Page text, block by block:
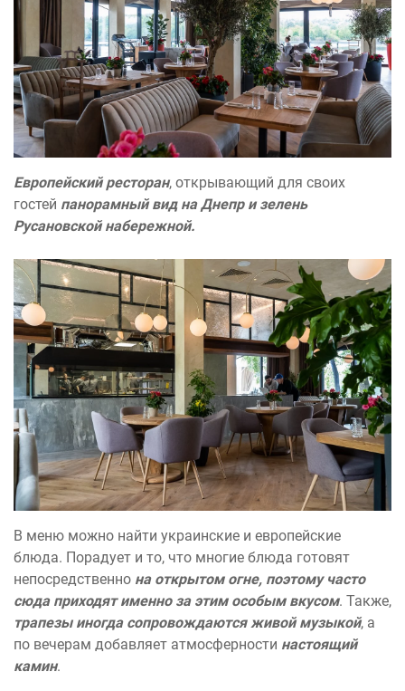
Европейский ресторан, открывающий для своих
гостей панорамный вид на Днепр и зелень
Русановской набережной.
В меню можно найти украинские и европейские
блюда. Порадует и то, что многие блюда готовят
непосредственно на открытом огне, поэтому часто
сюда приходят именно за этим особым вкусом. Также,
трапезы иногда сопровождаются живой музыкой, а
по вечерам добавляет атмосферности настоящий
камин.